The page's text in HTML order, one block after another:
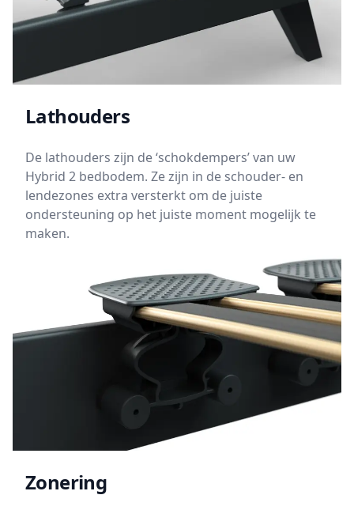
Lathouders
De lathouders zijn de ‘schokdempers’ van uw
Hybrid 2 bedbodem. Ze zijn in de schouder- en
lendezones extra versterkt om de juiste
ondersteuning op het juiste moment mogelijk te
maken.
Zonering